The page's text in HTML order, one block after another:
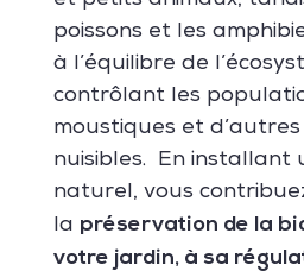
poissons et les
à l’équilibre de
contrôlant les
moustiques et d’autres
nuisibles. En installant
naturel, vous
la préservation de la
votre jardin, à sa